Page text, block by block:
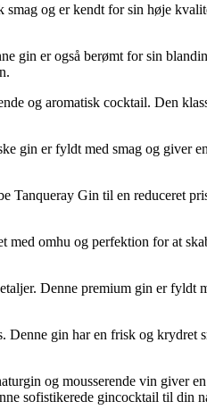
og er kendt for sin høje
gin er også berømt for sin
og aromatisk cocktail. Den
gin er fyldt med smag og giver
Gin til en reduceret
omhu og perfektion for at
Denne premium gin er fyldt
gin har en frisk og krydret
og mousserende vin giver
sofistikerede gincocktail til din